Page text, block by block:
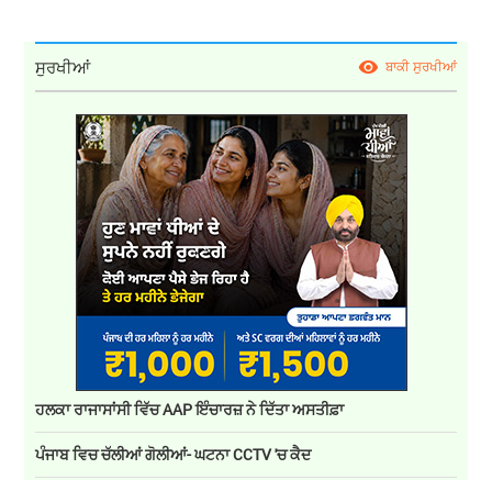
ਸੁਰਖੀਆਂ ਬਾਕੀ ਸੁਰਖੀਆਂ
ਹਲਕਾ ਰਾਜਾਸਾਂਸੀ ਵਿੱਚ AAP ਇੰਚਾਰਜ਼ ਨੇ ਦਿੱਤਾ ਅਸਤੀਫ਼ਾ
ਪੰਜਾਬ ਵਿਚ ਚੱਲੀਆਂ ਗੋਲੀਆਂ- ਘਟਨਾ CCTV 'ਚ ਕੈਦ